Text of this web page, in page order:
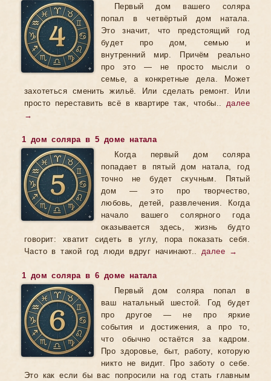
Первый дом вашего соляра
попал в четвёртый дом натала.
Это значит, что предстоящий год
будет про дом, семью и
внутренний мир. Причём реально
про это — не просто мысли о
семье, а конкретные дела. Может
захотеться сменить жильё. Или сделать ремонт. Или
просто переставить всё в квартире так, чтобы.. далее
→
1 дом соляра в 5 доме натала
Когда первый дом соляра
попадает в пятый дом натала, год
точно не будет скучным. Пятый
дом — это про творчество,
любовь, детей, развлечения. Когда
начало вашего солярного года
оказывается здесь, жизнь будто
говорит: хватит сидеть в углу, пора показать себя.
Часто в такой год люди вдруг начинают.. далее →
1 дом соляра в 6 доме натала
Первый дом соляра попал в
ваш натальный шестой. Год будет
про другое — не про яркие
события и достижения, а про то,
что обычно остаётся за кадром.
Про здоровье, быт, работу, которую
никто не видит. Про заботу о себе.
Это как если бы вас попросили на год стать главным